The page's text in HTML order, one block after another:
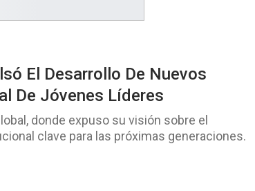
El Desarrollo De Nuevos
De Jóvenes Líderes
donde expuso su visión sobre el
clave para las próximas generaciones.